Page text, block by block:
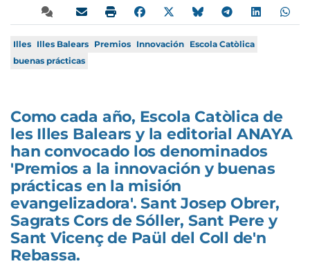
Illes Illes Balears Premios Innovación Escola Catòlica
buenas prácticas
Como cada año, Escola Catòlica de
les Illes Balears y la editorial ANAYA
han convocado los denominados
'Premios a la innovación y buenas
prácticas en la misión
evangelizadora'. Sant Josep Obrer,
Sagrats Cors de Sóller, Sant Pere y
Sant Vicenç de Paül del Coll de'n
Rebassa.